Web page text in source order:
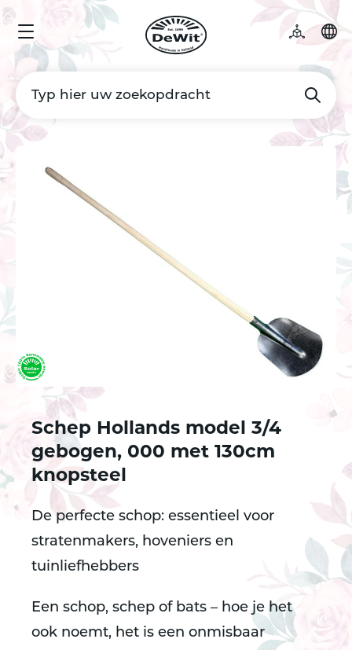
Schep Hollands model 3/4
gebogen, 000 met 130cm
knopsteel
De perfecte schop: essentieel voor
stratenmakers, hoveniers en
tuinliefhebbers
Een schop, schep of bats – hoe je het
ook noemt, het is een onmisbaar